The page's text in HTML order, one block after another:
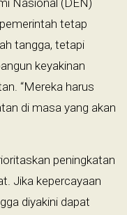
Nasional (DEN)
tetap
tangga, tetapi
keyakinan
“Mereka harus
di masa yang akan
peningkatan
Jika kepercayaan
diyakini dapat